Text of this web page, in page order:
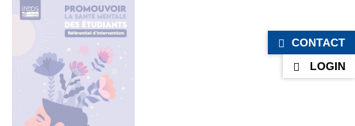
CONTACT
LOGIN